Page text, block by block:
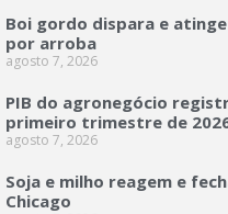
Boi gordo dispara e atinge
por arroba
agosto 7, 2026
PIB do agronegócio
primeiro trimestre de
agosto 7, 2026
Soja e milho reagem e
Chicago